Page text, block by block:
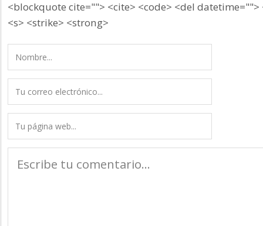
<blockquote cite=""> <cite> <code> <del datetime="">
<s> <strike> <strong>